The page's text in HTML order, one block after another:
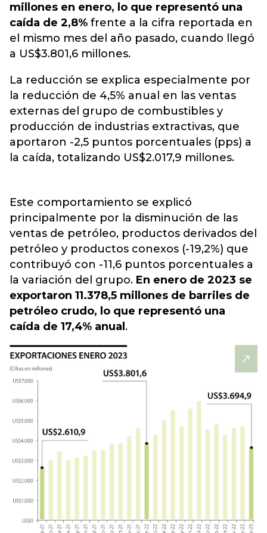
millones en enero, lo que representó una
caída de 2,8% frente a la cifra reportada en
el mismo mes del año pasado, cuando llegó
a US$3.801,6 millones.
La reducción se explica especialmente por
la reducción de 4,5% anual en las ventas
externas del grupo de combustibles y
producción de industrias extractivas, que
aportaron -2,5 puntos porcentuales (pps) a
la caída, totalizando US$2.017,9 millones.
Este comportamiento se explicó
principalmente por la disminución de las
ventas de petróleo, productos derivados del
petróleo y productos conexos (-19,2%) que
contribuyó con -11,6 puntos porcentuales a
la variación del grupo. En enero de 2023 se
exportaron 11.378,5 millones de barriles de
petróleo crudo, lo que representó una
caída de 17,4% anual .